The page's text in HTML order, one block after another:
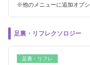
※他のメニューに追加オプ
足裏・リフレクソロジー
足裏・リフレ